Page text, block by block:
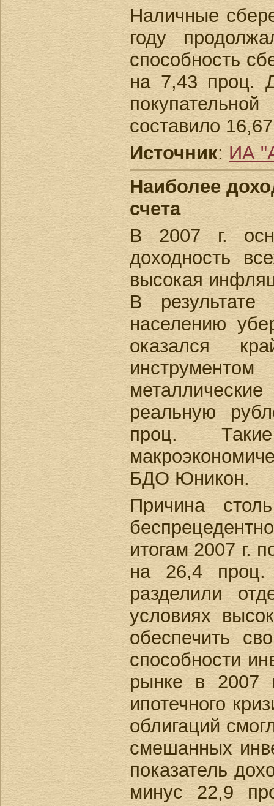
Наличные
году
способность
на 7,43 проц.
составило
Источник: ИА
Наиболее
счета
В 2007 г.
доходность
высокая
В результате
населению
оказался
реальную
проц.
БДО Юникон.
Причина
итогам 2007 г.
на 26,4 проц.
разделили
условиях
обеспечить
способности
рынке в 2007
ипотечного
облигаций
смешанных
показатель
минус 22,9